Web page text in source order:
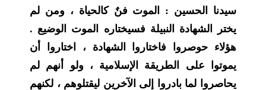
سيدنا الحسين : الموت فنٌ كالحياة ، ومن لم
يختر الشهادة النبيلة فسيختاره الموت الوضيع .
هؤلاء حوصروا فاختاروا الشهادة ، اختاروا أن
يموتوا على الطريقة الإسلامية ، ولو أنهم لم
يحاصروا لما بادروا إلى الآخرين ليقتلوهم ، لكنهم